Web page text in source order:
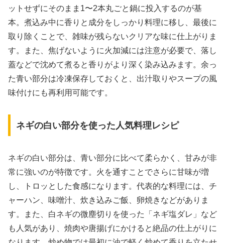
ットせずにそのまま1〜2本丸ごと鍋に投入するのが基
本。煮込み中に香りと成分をしっかり料理に移し、最後に
取り除くことで、雑味が残らないクリアな味に仕上がりま
す。また、焦げないように火加減には注意が必要で、落し
蓋などで沈めて煮ると香りがより深く染み込みます。余っ
た青い部分は冷凍保存しておくと、出汁取りやスープの風
味付けにも再利用可能です。
ネギの白い部分を使った人気料理レシピ
ネギの白い部分は、青い部分に比べて柔らかく、甘みが非
常に強いのが特徴です。火を通すことでさらに甘味が増
し、トロッとした食感になります。代表的な料理には、チ
ャーハン、味噌汁、炊き込みご飯、卵焼きなどがありま
す。また、白ネギの微塵切りを使った「ネギ塩ダレ」など
も人気があり、焼肉や唐揚げにかけると絶品の仕上がりに